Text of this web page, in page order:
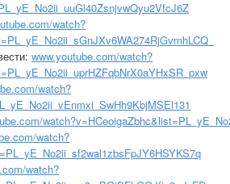
watch?
www.youtube.com/watch?
watch?
watch?
watch?